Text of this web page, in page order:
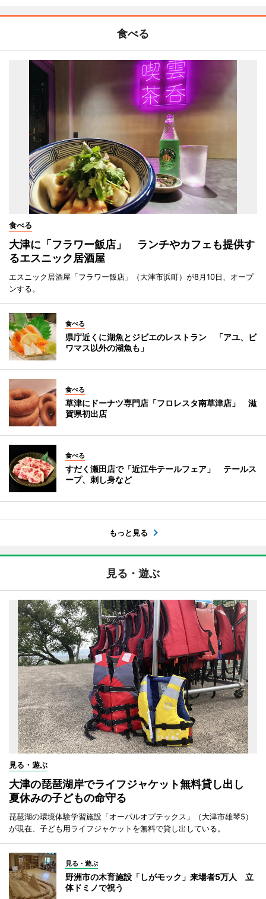
食べる
食べる
大津に「フラワー飯店」 ランチやカフェも提供す
るエスニック居酒屋
エスニック居酒屋「フラワー飯店」（大津市浜町）が8月10日、オープ
ンする。
食べる
県庁近くに湖魚とジビエのレストラン 「アユ、ビ
ワマス以外の湖魚も」
食べる
草津にドーナツ専門店「フロレスタ南草津店」 滋
賀県初出店
食べる
すだく瀬田店で「近江牛テールフェア」 テールス
ープ、刺し身など
もっと見る
見る・遊ぶ
見る・遊ぶ
大津の琵琶湖岸でライフジャケット無料貸し出し
夏休みの子どもの命守る
琵琶湖の環境体験学習施設「オーパルオプテックス」（大津市雄琴5）
が現在、子ども用ライフジャケットを無料で貸し出している。
見る・遊ぶ
野洲市の木育施設「しがモック」来場者5万人 立
体ドミノで祝う